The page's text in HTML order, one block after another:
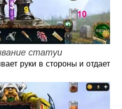
статуи
руки в стороны и отдает